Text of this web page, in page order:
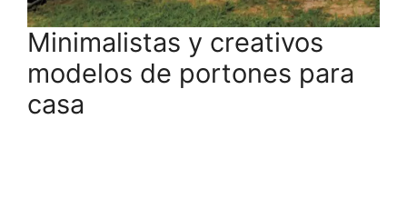
Minimalistas y creativos
modelos de portones para
casa